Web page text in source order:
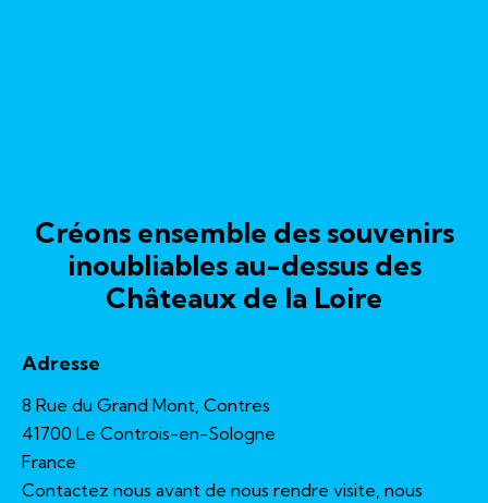
Créons ensemble des souvenirs
inoubliables au-dessus des
Châteaux de la Loire
Adresse
8 Rue du Grand Mont, Contres
41700 Le Controis-en-Sologne
France
Contactez nous avant de nous rendre visite, nous